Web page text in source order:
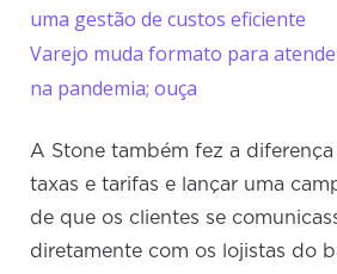
uma gestão de custos eficiente
Varejo muda formato para
na pandemia; ouça
A Stone também fez a
taxas e tarifas e lançar uma
de que os clientes se
diretamente com os lojistas do